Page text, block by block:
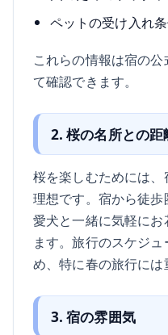
ペットの受け入れ
これらの情報は宿の
て確認できます。
2. 桜の名所との距
桜を楽しむためには
理想です。宿から徒歩
愛犬と一緒に気軽に
ます。旅行のスケジ
め、特に春の旅行には
3. 宿の雰囲気